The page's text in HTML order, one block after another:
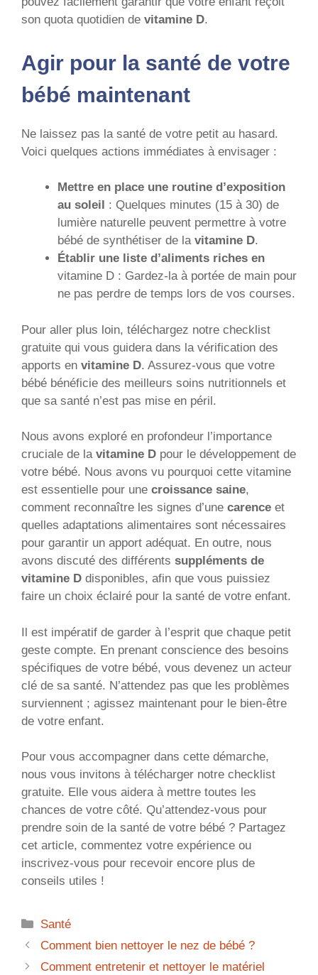
son quota quotidien de vitamine D.
Agir pour la santé de votre
bébé maintenant
Ne laissez pas la santé de votre petit au hasard.
Voici quelques actions immédiates à envisager :
Mettre en place une routine d’exposition
au soleil
: Quelques minutes (15 à 30) de
lumière naturelle peuvent permettre à votre
bébé de synthétiser de la vitamine D.
Établir une liste d’aliments riches en
vitamine D : Gardez-la à portée de main pour
ne pas perdre de temps lors de vos courses.
Pour aller plus loin, téléchargez notre checklist
gratuite qui vous guidera dans la vérification des
apports en vitamine D. Assurez-vous que votre
bébé bénéficie des meilleurs soins nutritionnels et
que sa santé n’est pas mise en péril.
Nous avons exploré en profondeur l’importance
cruciale de la vitamine D pour le développement de
votre bébé. Nous avons vu pourquoi cette vitamine
est essentielle pour une croissance saine,
comment reconnaître les signes d’une carence et
quelles adaptations alimentaires sont nécessaires
pour garantir un apport adéquat. En outre, nous
avons discuté des différents suppléments de
vitamine D disponibles, afin que vous puissiez
faire un choix éclairé pour la santé de votre enfant.
Il est impératif de garder à l’esprit que chaque petit
geste compte. En prenant conscience des besoins
spécifiques de votre bébé, vous devenez un acteur
clé de sa santé. N’attendez pas que les problèmes
surviennent ; agissez maintenant pour le bien-être
de votre enfant.
Pour vous accompagner dans cette démarche,
nous vous invitons à télécharger notre checklist
gratuite. Elle vous aidera à mettre toutes les
chances de votre côté. Qu’attendez-vous pour
prendre soin de la santé de votre bébé ? Partagez
cet article, commentez votre expérience ou
inscrivez-vous pour recevoir encore plus de
conseils utiles !
Catégories
Santé
Comment bien nettoyer le nez de bébé ?
Comment entretenir et nettoyer le matériel